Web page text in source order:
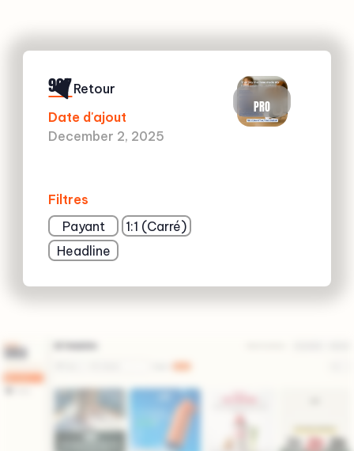
907
Date d'ajout
December 2, 2025
Filtres
Payant
1:1 (Carré)
Headline
PRO
Retour